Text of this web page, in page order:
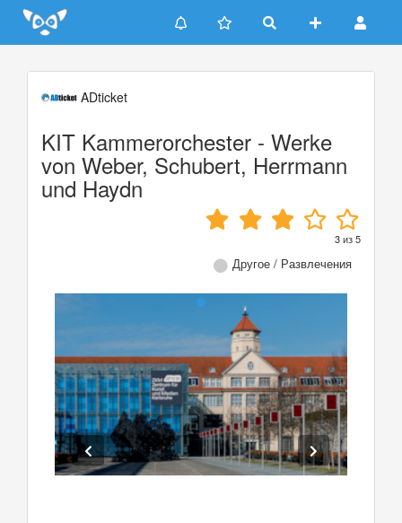
Update cookies preferences
ADticket
KIT Kammerorchester - Werke
von Weber, Schubert, Herrmann
und Haydn
3из5
Другое / Развлечения